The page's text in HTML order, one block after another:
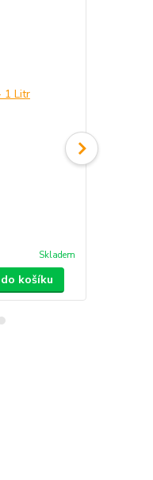
Skladem
košíku